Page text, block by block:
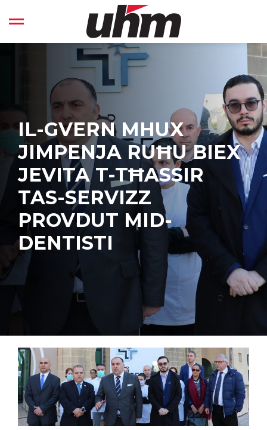
Open left Panel
IL-GVERN MHUX
JIMPENJA RUĦU BIEX
JEVITA T-TĦASSIR
TAS-SERVIZZ
PROVDUT MID-
DENTISTI